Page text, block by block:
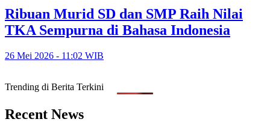
Ribuan Murid SD dan SMP Raih Nilai
TKA Sempurna di Bahasa Indonesia
26 Mei 2026 - 11:02 WIB
Trending di Berita Terkini
Recent News